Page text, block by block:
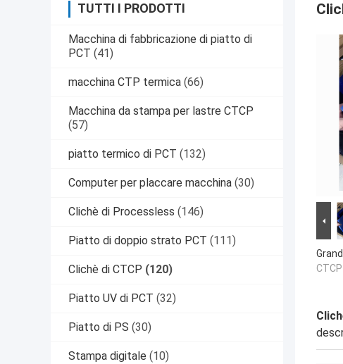
TUTTI I PRODOTTI
Macchina di fabbricazione di piatto di
PCT (41)
macchina CTP termica (66)
Macchina da stampa per lastre CTCP
(57)
piatto termico di PCT (132)
Computer per placcare macchina (30)
Clichè di Processless (146)
Piatto di doppio strato PCT (111)
Clichè di CTCP (120)
Piatto UV di PCT (32)
Piatto di PS (30)
Stampa digitale (10)